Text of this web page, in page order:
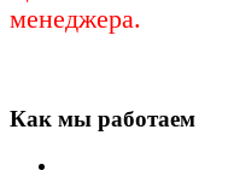
менеджера.
Как мы работаем